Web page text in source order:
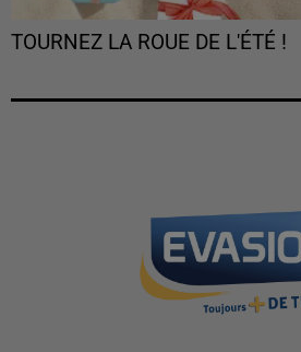
TOURNEZ LA ROUE DE L'ÉTÉ !